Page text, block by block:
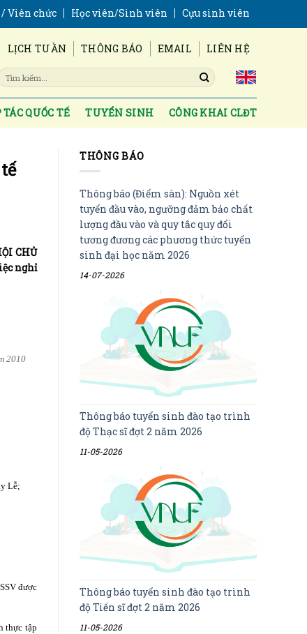
Viên chức Học viên/Sinh viên Cựu sinh viên
LỊCH TUẦN THÔNG BÁO EMAIL LIÊN HỆ
TÁC QUỐC TẾ TUYỂN SINH CÔNG KHAI CLĐT
CHỦ
nghỉ
2010
Lễ;
được
thực tập
THÔNG BÁO
Thông báo (Điểm sàn): Nguồn xét
tuyển đầu vào, ngưỡng đảm bảo chất
lượng đầu vào và quy tắc quy đổi
tương đương các phương thức tuyển
sinh đại học năm 2026
14-07-2026
Thông báo tuyển sinh đào tạo trình
độ Thạc sĩ đợt 2 năm 2026
11-05-2026
Thông báo tuyển sinh đào tạo trình
độ Tiến sĩ đợt 2 năm 2026
11-05-2026